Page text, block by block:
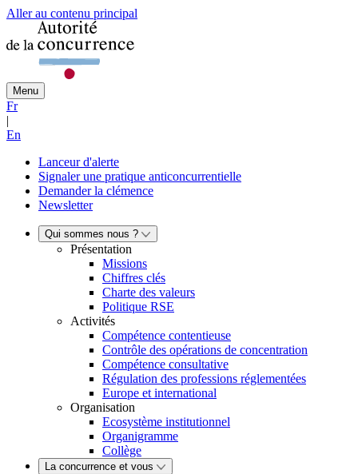
Aller au contenu principal
Menu
Fr
|
En
Lanceur d'alerte
Signaler une pratique anticoncurrentielle
Demander la clémence
Newsletter
Qui sommes nous ?
Présentation
Missions
Chiffres clés
Charte des valeurs
Politique RSE
Activités
Compétence contentieuse
Contrôle des opérations de concentration
Compétence consultative
Régulation des professions réglementées
Europe et international
Organisation
Ecosystème institutionnel
Organigramme
Collège
La concurrence et vous